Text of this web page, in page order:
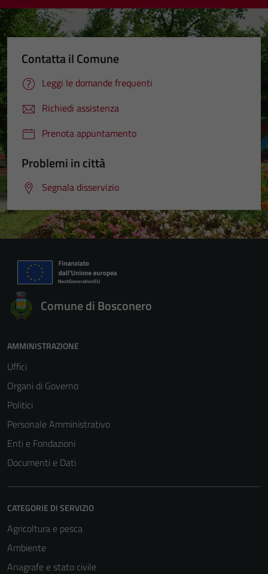
Contatta il Comune
Leggi le domande frequenti
Richiedi assistenza
Prenota appuntamento
Problemi in città
Segnala disservizio
Comune di Bosconero
AMMINISTRAZIONE
Uffici
Organi di Governo
Politici
Personale Amministrativo
Enti e Fondazioni
Documenti e Dati
CATEGORIE DI SERVIZIO
Agricoltura e pesca
Ambiente
Anagrafe e stato civile